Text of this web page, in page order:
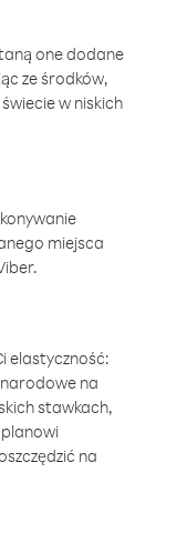
one dodane
ze środków,
w niskich
miejsca
elastyczność:
na
stawkach,
na